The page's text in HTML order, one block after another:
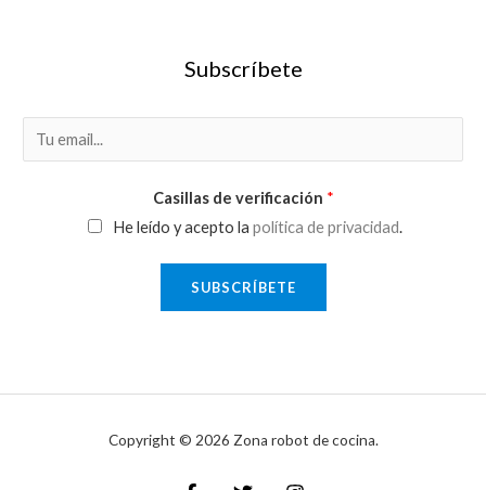
Subscríbete
m
Casillas de verificación *
He leído y acepto la política de privacidad.
SUBSCRÍBETE
Copyright © 2026 Zona robot de cocina.